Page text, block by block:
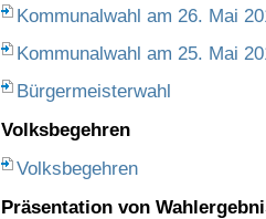
Kommunalwahl am 26. Mai
Kommunalwahl am 25. Mai
Bürgermeisterwahl
Volksbegehren
Volksbegehren
Präsentation von